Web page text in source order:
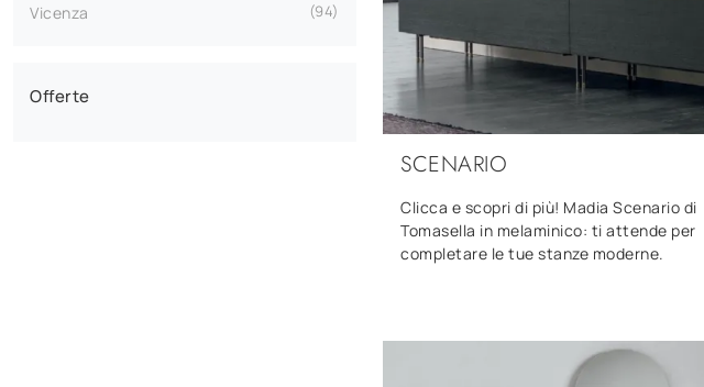
Vicenza 94
Offerte
SCENARIO
Clicca e scopri di più! Madia Scenario di
Tomasella in melaminico: ti attende per
completare le tue stanze moderne.